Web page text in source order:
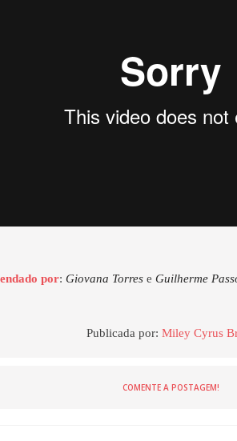
por:Giovana Torres eGuilherme
Publicada por:Miley Cyrus
COMENTE A POSTAGEM!